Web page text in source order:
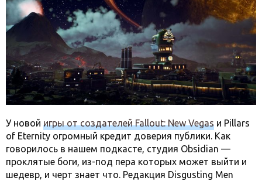
У новой игры от создателей Fallout: New Vegas и Pillars
of Eternity огромный кредит доверия публики. Как
говорилось в нашем подкасте, студия Obsidian —
проклятые боги, из-под пера которых может выйти и
шедевр, и черт знает что. Редакция Disgusting Men